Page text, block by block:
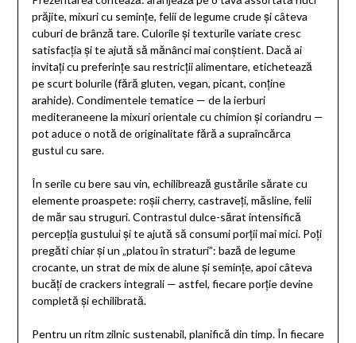
prăjite, mixuri cu semințe, felii de legume crude și câteva
cuburi de brânză tare. Culorile și texturile variate cresc
satisfacția și te ajută să mănânci mai conștient. Dacă ai
invitați cu preferințe sau restricții alimentare, etichetează
pe scurt bolurile (fără gluten, vegan, picant, conține
arahide). Condimentele tematice — de la ierburi
mediteraneene la mixuri orientale cu chimion și coriandru —
pot aduce o notă de originalitate fără a supraîncărca
gustul cu sare.
În serile cu bere sau vin, echilibrează gustările sărate cu
elemente proaspete: roșii cherry, castraveți, măsline, felii
de măr sau struguri. Contrastul dulce-sărat intensifică
percepția gustului și te ajută să consumi porții mai mici. Poți
pregăti chiar și un „platou în straturi”: bază de legume
crocante, un strat de mix de alune și semințe, apoi câteva
bucăți de crackers integrali — astfel, fiecare porție devine
completă și echilibrată.
Pentru un ritm zilnic sustenabil, planifică din timp. În fiecare